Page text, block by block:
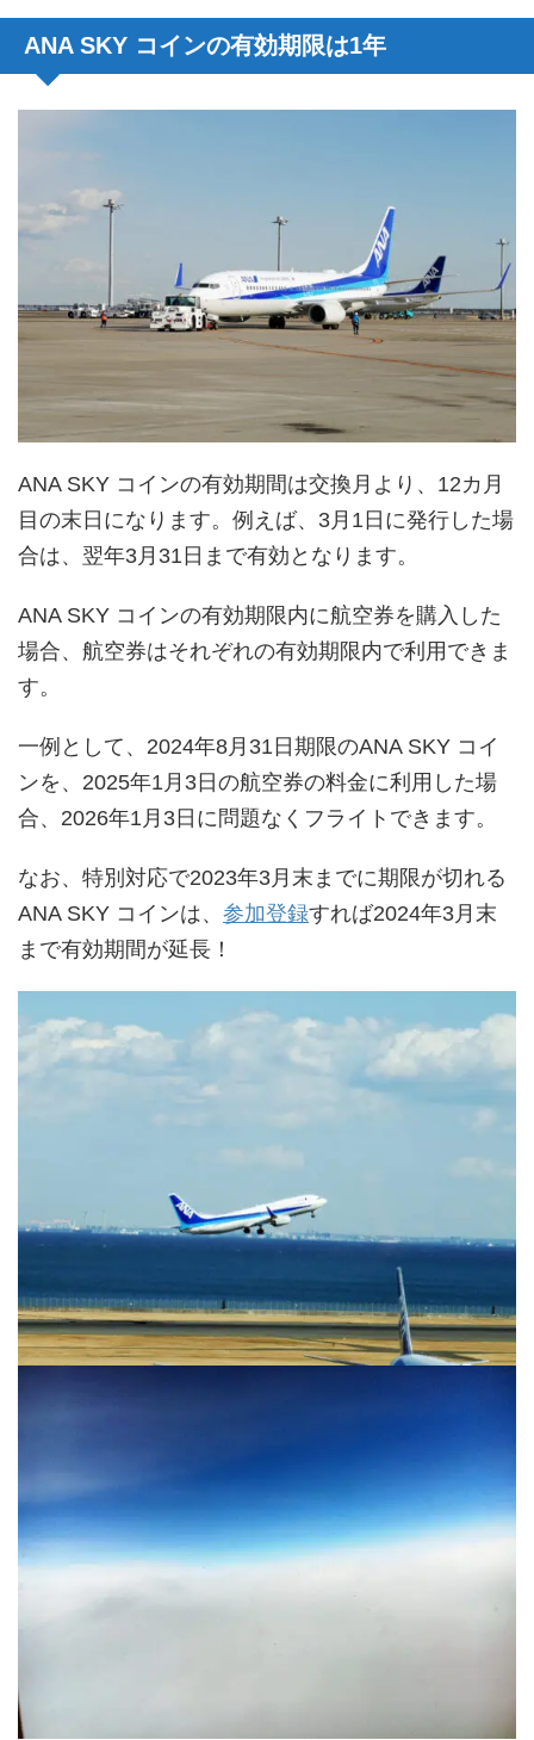
ANA SKY コインの有効期限は1年
ANA SKY コインの有効期間は交換月より、12カ月
目の末日になります。例えば、3月1日に発行した場
合は、翌年3月31日まで有効となります。
ANA SKY コインの有効期限内に航空券を購入した
場合、航空券はそれぞれの有効期限内で利用できま
す。
一例として、2024年8月31日期限のANA SKY コイ
ンを、2025年1月3日の航空券の料金に利用した場
合、2026年1月3日に問題なくフライトできます。
なお、特別対応で2023年3月末までに期限が切れる
ANA SKY コインは、 参加登録すれば2024年3月末
まで有効期間が延長！